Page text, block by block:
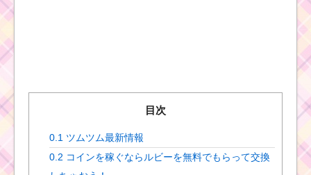
目次
0.1 ツムツム最新情報
0.2 コインを稼ぐならルビーを無料でもらって交換